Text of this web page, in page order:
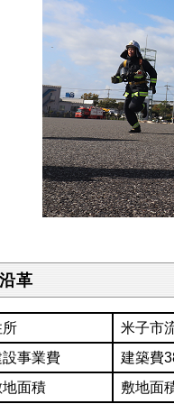
革
所
米子市
設事業費
建築費
地面積
敷地面